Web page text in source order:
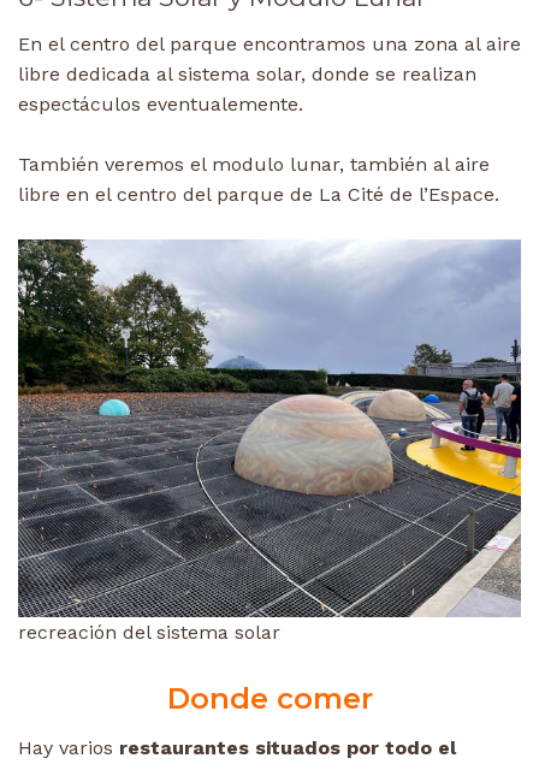
En el centro del parque encontramos una zona al aire
libre dedicada al sistema solar, donde se realizan
espectáculos eventualemente.
También veremos el modulo lunar, también al aire
libre en el centro del parque de La Cité de l’Espace.
recreación del sistema solar
Donde comer
Hay varios restaurantes situados por todo el